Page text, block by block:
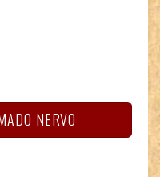
NERVO